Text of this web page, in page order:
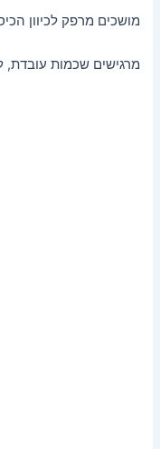
מושכים מרפק לכיוון
מרגישים שכמות עובדת,